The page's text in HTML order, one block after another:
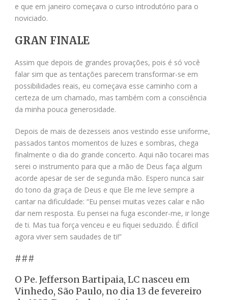
e que em janeiro começava o curso introdutório para o
noviciado.
GRAN FINALE
Assim que depois de grandes provações, pois é só você
falar sim que as tentações parecem transformar-se em
possibilidades reais, eu começava esse caminho com a
certeza de um chamado, mas também com a consciência
da minha pouca generosidade.
Depois de mais de dezesseis anos vestindo esse uniforme,
passados tantos momentos de luzes e sombras, chega
finalmente o dia do grande concerto. Aqui não tocarei mas
serei o instrumento para que a mão de Deus faça algum
acorde apesar de ser de segunda mão. Espero nunca sair
do tono da graça de Deus e que Ele me leve sempre a
cantar na dificuldade: “Eu pensei muitas vezes calar e não
dar nem resposta. Eu pensei na fuga esconder-me, ir longe
de ti. Mas tua força venceu e eu fiquei seduzido. É difícil
agora viver sem saudades de ti!”
###
O Pe. Jefferson Bartipaia, LC nasceu em
Vinhedo, São Paulo, no dia 13 de fevereiro